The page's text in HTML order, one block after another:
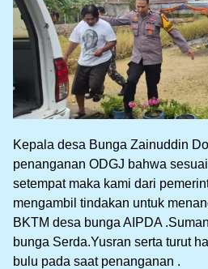
Kepala desa Bunga Zainuddin
penanganan ODGJ bahwa
setempat maka kami dari
mengambil tindakan untuk
BKTM desa bunga AIPDA
bunga Serda.Yusran serta turut
bulu pada saat penanganan .